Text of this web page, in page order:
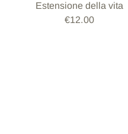
Estensione della vita
€12.00